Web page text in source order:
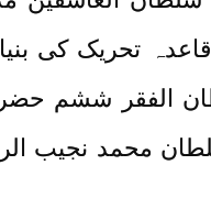
اپنے مرشد سلطان
محمد نجیب